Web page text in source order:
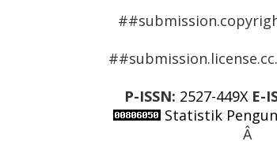
P-ISSN: 2527-449X E-
Statistik
Â